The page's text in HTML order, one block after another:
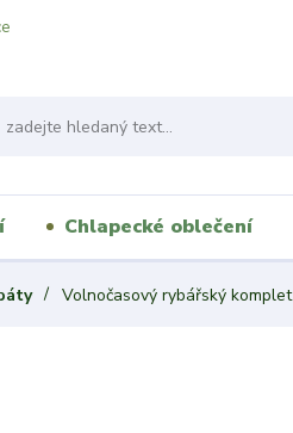
Chlapecké oblečení
Volnočasový rybářský komplet